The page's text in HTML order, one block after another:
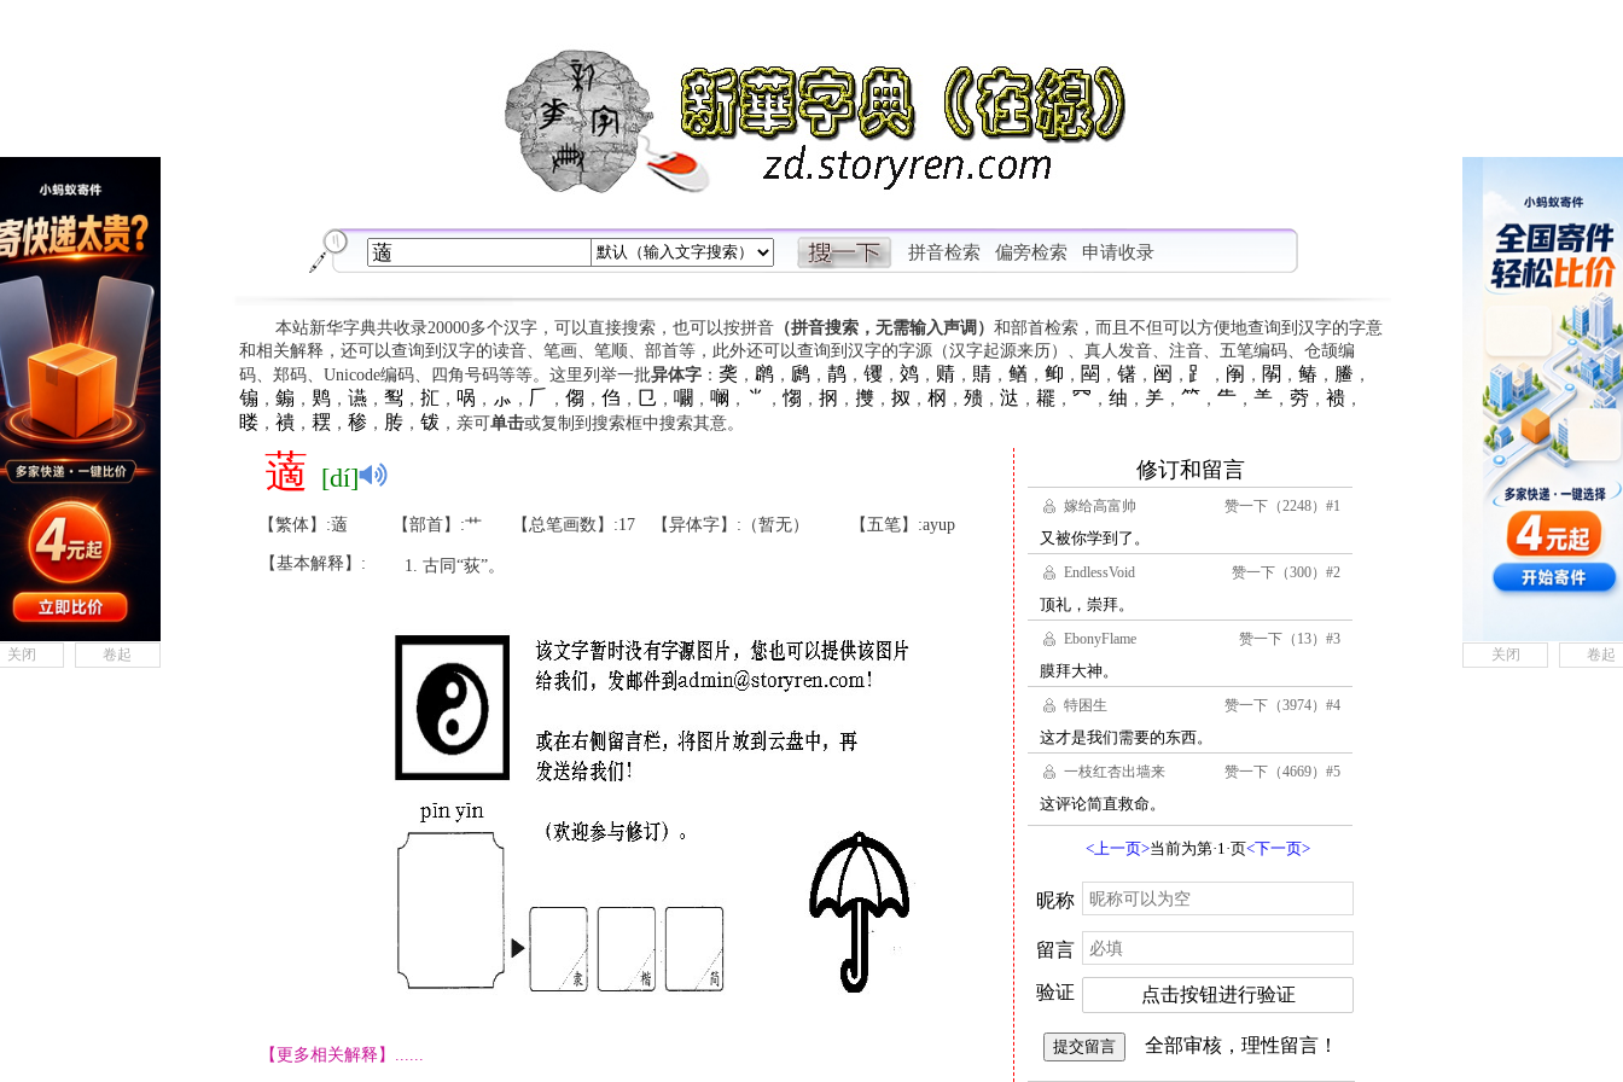
拼音检索 偏旁检索 申请收录
本站新华字典共收录20000多个汉字，可以直接搜索，也可以按拼音（拼音搜索，无需输入声调） 和部首检索，而且不但可以方便地查询到汉字的字意
和相关解释，还可以查询到汉字的读音、笔画、笔顺、部首等，此外还可以查询到汉字的字源（汉字起源来历）、真人发音、注音、五笔编码、仓颉编
码、郑码、Unicode编码、四角号码等等。这里列举一批异体字： 䶮 ， 䴙， 䴘， 䴖， 䦆， 䴔， 䞍， 䝼， 䲡 ， 䲟 ， 䦟 ， 䦃， 䦷 ， ⻊ ， 䦶 ， 䦛 ， 䲠 ， 䲢 ，
䦂 ， 䥇 ， 䴗， 䜩， 䴕， 㧟 ， 㖞 ， ⺗ ， 𠂆 ， 㑳 ， 㑇 ， 㔾 ， 㘚 ， 㘎 ， ⺌ ， 㥮 ， 㧏 ， 㩳， 㧐 ， 㭎 ， 㱮， 㳠 ， 䎱 ， ⺳ ， 䌷 ， ⺶， ⺮ ， ⺧， ⺷， 䓖， 䙌，
䁖， 䙡， 䎬 ， 䅟， 䏝， 䥽，亲可单击或复制到搜索框中搜索其意。
藡 [dí]
【繁体】:藡 【部首】:艹 【总笔画数】:17 【异体字】:（暂无） 【五笔】:ayup
【基本解释】: 古同“荻”。
【更多相关解释】......
关闭 卷起 关闭 卷起